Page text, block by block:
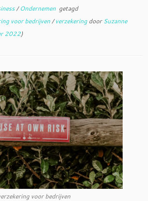
/Ondernemen getagd
voor bedrijven/verzekeringdoorSuzanne
2022)
voor bedrijven